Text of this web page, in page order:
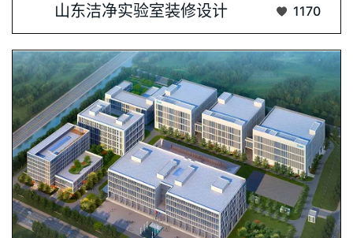
山东洁净实验室装修设计 1170